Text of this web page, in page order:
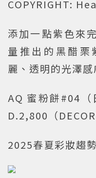
COPYRIGHT:
添加一點紫色來
量推出的黑醋栗
麗、透明的光澤感
AQ 蜜粉餅#04
D.2,800（
2025春夏彩妝趨